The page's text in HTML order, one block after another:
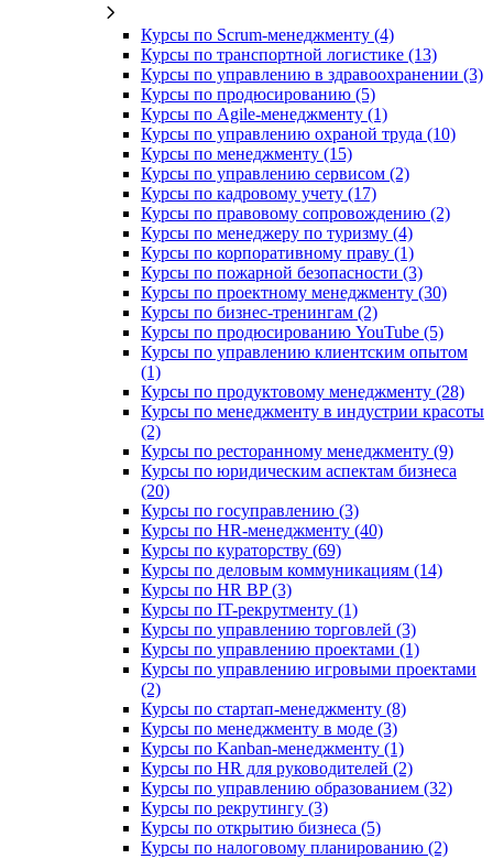
Курсы по Scrum-менеджменту (4)
Курсы по транспортной логистике (13)
Курсы по управлению в здравоохранении (3)
Курсы по продюсированию (5)
Курсы по Agile-менеджменту (1)
Курсы по управлению охраной труда (10)
Курсы по менеджменту (15)
Курсы по управлению сервисом (2)
Курсы по кадровому учету (17)
Курсы по правовому сопровождению (2)
Курсы по менеджеру по туризму (4)
Курсы по корпоративному праву (1)
Курсы по пожарной безопасности (3)
Курсы по проектному менеджменту (30)
Курсы по бизнес-тренингам (2)
Курсы по продюсированию YouTube (5)
Курсы по управлению клиентским опытом
(1)
Курсы по продуктовому менеджменту (28)
Курсы по менеджменту в индустрии красоты
(2)
Курсы по ресторанному менеджменту (9)
Курсы по юридическим аспектам бизнеса
(20)
Курсы по госуправлению (3)
Курсы по HR-менеджменту (40)
Курсы по кураторству (69)
Курсы по деловым коммуникациям (14)
Курсы по HR BP (3)
Курсы по IT-рекрутменту (1)
Курсы по управлению торговлей (3)
Курсы по управлению проектами (1)
Курсы по управлению игровыми проектами
(2)
Курсы по стартап-менеджменту (8)
Курсы по менеджменту в моде (3)
Курсы по Kanban-менеджменту (1)
Курсы по HR для руководителей (2)
Курсы по управлению образованием (32)
Курсы по рекрутингу (3)
Курсы по открытию бизнеса (5)
Курсы по налоговому планированию (2)